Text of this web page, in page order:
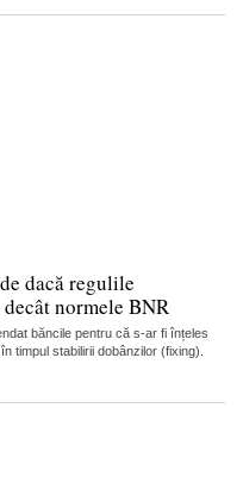
dacă regulile
normele BNR
băncile pentru că s-ar fi înțeles
timpul stabilirii dobânzilor (fixing).